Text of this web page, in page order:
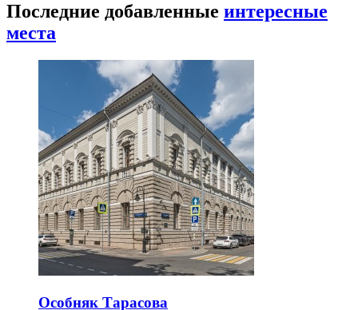
Последние добавленные интересные
места
Особняк Тарасова